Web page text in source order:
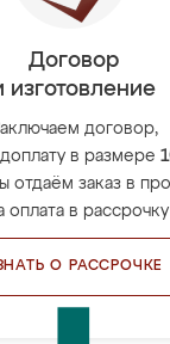
Договор
изготовление
договор,
в размере
отдаём заказ в
оплата в
О РАССРОЧКЕ